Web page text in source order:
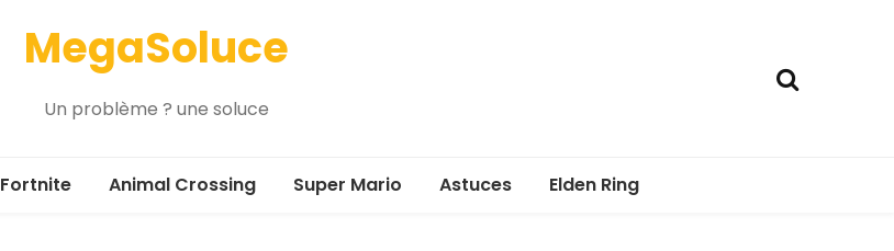
MegaSoluce
Un problème ? une soluce
Fortnite Animal Crossing Super Mario Astuces Elden Ring